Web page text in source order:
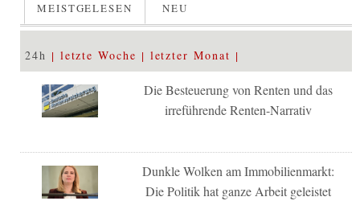
MEISTGELESEN NEU
24h letzte Woche letzter Monat
Die Besteuerung von Renten und das
irreführende Renten-Narrativ
Dunkle Wolken am Immobilienmarkt:
Die Politik hat ganze Arbeit geleistet